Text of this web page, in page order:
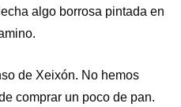
algo borrosa pintada en
de Xeixón. No hemos
comprar un poco de pan.